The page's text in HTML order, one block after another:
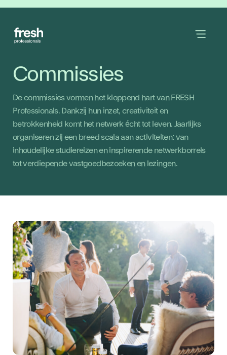
Commissies
De commissies vormen het kloppend hart van FRESH
Professionals. Dankzij hun inzet, creativiteit en
betrokkenheid komt het netwerk écht tot leven. Jaarlijks
organiseren zij een breed scala aan activiteiten: van
inhoudelijke studiereizen en inspirerende netwerkborrels
tot verdiepende vastgoedbezoeken en lezingen.